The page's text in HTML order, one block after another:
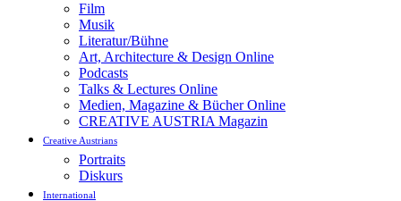
Film
Musik
Literatur/Bühne
Art, Architecture & Design Online
Podcasts
Talks & Lectures Online
Medien, Magazine & Bücher Online
CREATIVE AUSTRIA Magazin
Creative Austrians
Portraits
Diskurs
International